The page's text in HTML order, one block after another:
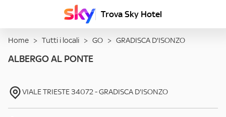
Trova Sky Hotel
Home > Tutti i locali > GO > GRADISCA D'ISONZO
ALBERGO AL PONTE
VIALE TRIESTE34072-GRADISCA D'ISONZO